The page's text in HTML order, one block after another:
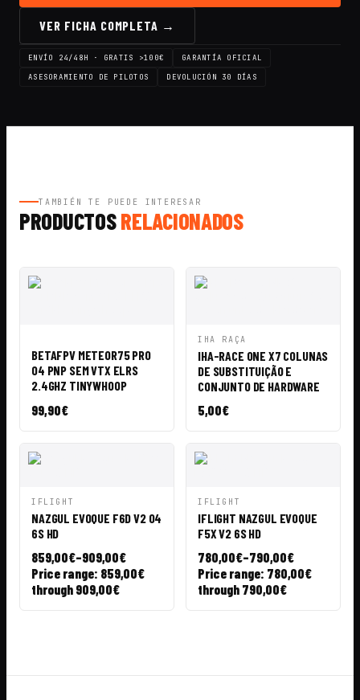
VER FICHA COMPLETA →
ENVÍO 24/48H · GRATIS >100€
GARANTÍA OFICIAL
ASESORAMIENTO DE PILOTOS
DEVOLUCIÓN 30 DÍAS
TAMBIÉN TE PUEDE INTERESAR
PRODUCTOSRELACIONADOS
BETAFPV METEOR75 PRO
O4 PNP SEM VTX ELRS
2.4GHZ TINYWHOOP
99,90€
VISTA
IHA RAÇA
IHA-RACE ONE X7 COLUNAS
DE SUBSTITUIÇÃO E
CONJUNTO DE HARDWARE
5,00€
VISTA
IFLIGHT
NAZGUL EVOQUE F6D V2 O4
6S HD
859,00€–909,00€
Price range: 859,00€
through 909,00€
VISTA
IFLIGHT
IFLIGHT NAZGUL EVOQUE
F5X V2 6S HD
780,00€–790,00€
Price range: 780,00€
through 790,00€